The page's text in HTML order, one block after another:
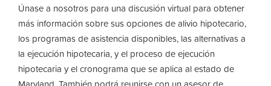
Únase a nosotros para una discusión virtual para obtener
más información sobre sus opciones de alivio hipotecario,
los programas de asistencia disponibles, las alternativas a
la ejecución hipotecaria, y el proceso de ejecución
hipotecaria y el cronograma que se aplica al estado de